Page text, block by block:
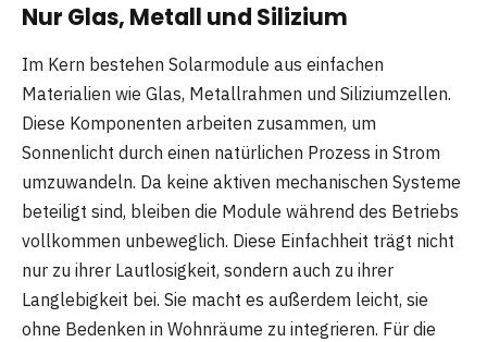
Nur Glas, Metall und Silizium
Im Kern bestehen Solarmodule aus einfachen
Materialien wie Glas, Metallrahmen und Siliziumzellen.
Diese Komponenten arbeiten zusammen, um
Sonnenlicht durch einen natürlichen Prozess in Strom
umzuwandeln. Da keine aktiven mechanischen Systeme
beteiligt sind, bleiben die Module während des Betriebs
vollkommen unbeweglich. Diese Einfachheit trägt nicht
nur zu ihrer Lautlosigkeit, sondern auch zu ihrer
Langlebigkeit bei. Sie macht es außerdem leicht, sie
ohne Bedenken in Wohnräume zu integrieren. Für die